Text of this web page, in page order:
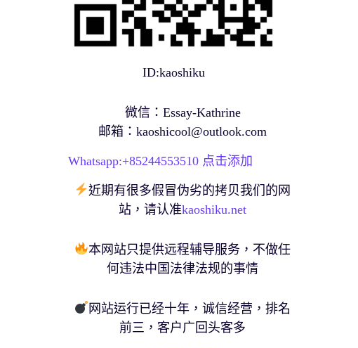
ID:kaoshiku
微信：Essay-Kathrine
邮箱： kaoshicool@outlook.com
Whatsapp:+85244553510 点击添加
近期有很多假冒伪劣的拷贝我们的网
站，请认准kaoshiku.net
本网站只提供远程辅导服务，不做任
何违法中国法律法规的事情
网站运行已经十年，诚信经营，排名
前三，客户广回头客多